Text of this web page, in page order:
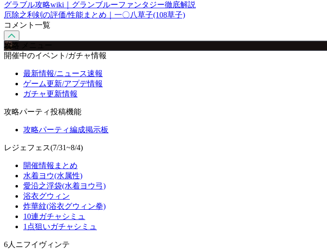
グラブル攻略wiki｜グランブルーファンタジー徹底解説
厄除之利剣の評価/性能まとめ｜一〇八草子(108草子)
コメント一覧
攻略 メニュー
開催中のイベント/ガチャ情報
最新情報/ニュース速報
ゲーム更新/アプデ情報
ガチャ更新情報
攻略パーティ投稿機能
攻略パーティ編成掲示板
レジェフェス(7/31~8/4)
開催情報まとめ
水着ヨウ(水属性)
愛沿之浮袋(水着ヨウ弓)
浴衣グウィン
炸華紋(浴衣グウィン拳)
10連ガチャシミュ
1点狙いガチャシミュ
6人ニフイヴィンテ